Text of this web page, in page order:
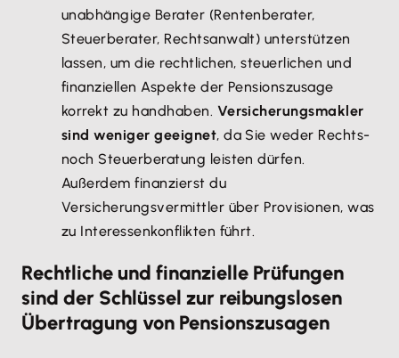
unabhängige Berater (Rentenberater,
Steuerberater, Rechtsanwalt) unterstützen
lassen, um die rechtlichen, steuerlichen und
finanziellen Aspekte der Pensionszusage
korrekt zu handhaben. Versicherungsmakler
sind weniger geeignet, da Sie weder Rechts-
noch Steuerberatung leisten dürfen.
Außerdem finanzierst du
Versicherungsvermittler über Provisionen, was
zu Interessenkonflikten führt.
Rechtliche und finanzielle Prüfungen
sind der Schlüssel zur reibungslosen
Übertragung von Pensionszusagen